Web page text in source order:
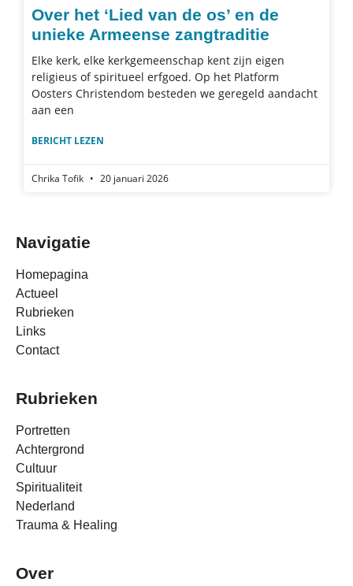
Over het ‘Lied van de os’ en de
unieke Armeense zangtraditie
Elke kerk, elke kerkgemeenschap kent zijn eigen
religieus of spiritueel erfgoed. Op het Platform
Oosters Christendom besteden we geregeld aandacht
aan een
BERICHT LEZEN
Chrika Tofik 20 januari 2026
Navigatie
Homepagina
Actueel
Rubrieken
Links
Contact
Rubrieken
Portretten
Achtergrond
Cultuur
Spiritualiteit
Nederland
Trauma & Healing
Over